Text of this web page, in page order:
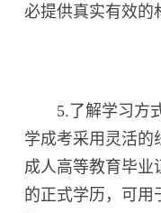
必提供真实有效的
5.了解学习方式
学成考采用灵活的
成人高等教育毕业
的正式学历，可用